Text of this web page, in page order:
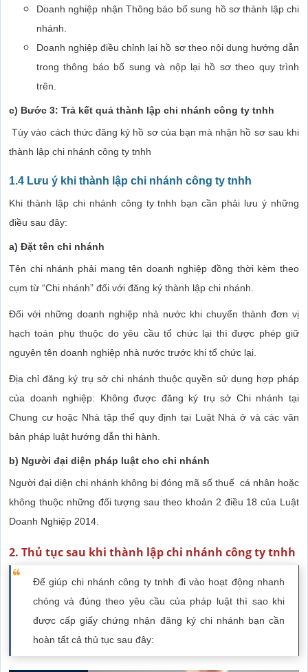
Doanh nghiệp nhận Thông báo bổ sung hồ sơ thành lập chi
nhánh.
Doanh nghiệp điều chỉnh lại hồ sơ theo nội dung hướng dẫn
trong thông báo bổ sung và nộp lại hồ sơ theo quy trình
trên.
c) Bước 3: Trả kết quả thành lập chi nhánh công ty tnhh
Tùy vào cách thức đăng ký hồ sơ của bạn mà nhận hồ sơ sau khi
thành lập chi nhánh công ty tnhh
1.4 Lưu ý khi thành lập chi nhánh công ty tnhh
Khi thành lập chi nhánh công ty tnhh bạn cần phải lưu ý những
điều sau đây:
a) Đặt tên chi nhánh
Tên chi nhánh phải mang tên doanh nghiệp đồng thời kèm theo
cụm từ “Chi nhánh” đối với đăng ký thành lập chi nhánh.
Đối với những doanh nghiệp nhà nước khi chuyển thành đơn vị
hạch toán phụ thuộc do yêu cầu tổ chức lại thì được phép giữ
nguyên tên doanh nghiệp nhà nước trước khi tổ chức lại.
Địa chỉ đăng ký trụ sở chi nhánh thuộc quyền sử dụng hợp pháp
của doanh nghiệp: Không được đăng ký trụ sở Chi nhánh tại
Chung cư hoặc Nhà tập thể quy định tại Luật Nhà ở và các văn
bản pháp luật hướng dẫn thi hành.
b) Người đại diện pháp luật cho chi nhánh
Người đại diện chi nhánh không bị đóng mã số thuế cá nhân hoặc
không thuộc những đối tượng sau theo khoản 2 điều 18 của Luật
Doanh Nghiệp 2014.
2. Thủ tục sau khi thành lập chi nhánh công ty tnhh
Để giúp chi nhánh công ty tnhh đi vào hoạt động nhanh
chóng và đúng theo yêu cầu của pháp luật thì sao khi
được cấp giấy chứng nhận đăng ký chi nhánh bạn cần
hoàn tất cả thủ tục sau đây: